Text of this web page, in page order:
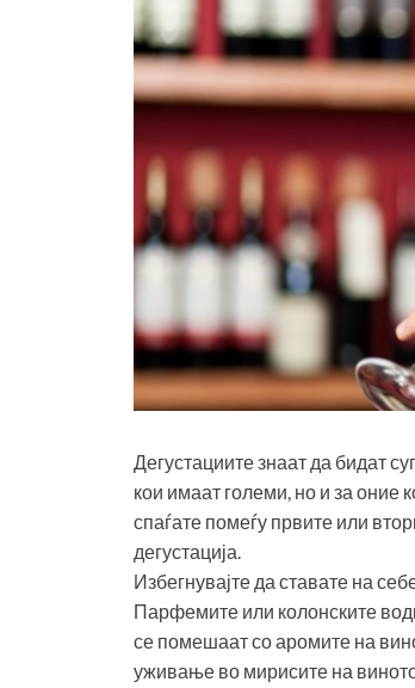
Дегустациите знаат да бидат
кои имаат големи, но и за оние
спаѓате помеѓу првите или
дегустација.
Избегнувајте да ставате на
Парфемите или колонските
се помешаат со аромите на
уживање во мирисите на